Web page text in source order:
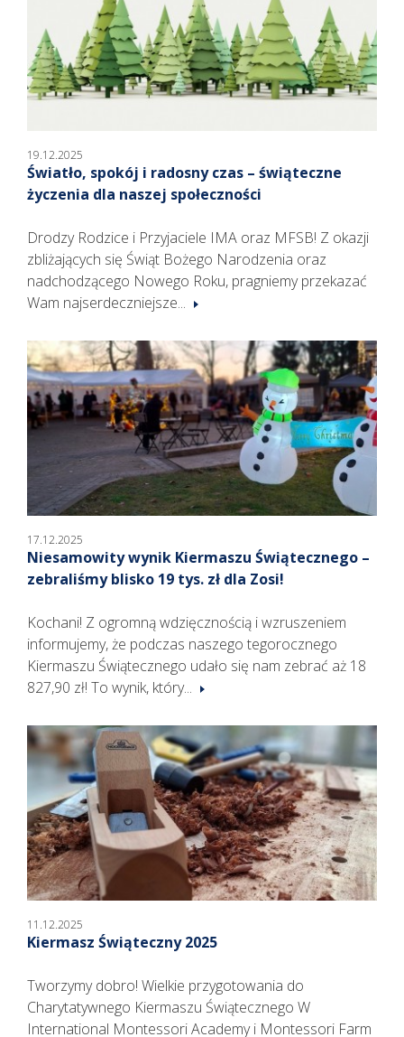
19.12.2025
Światło, spokój i radosny czas – świąteczne
życzenia dla naszej społeczności
Drodzy Rodzice i Przyjaciele IMA oraz MFSB! Z okazji
zbliżających się Świąt Bożego Narodzenia oraz
nadchodzącego Nowego Roku, pragniemy przekazać
Wam najserdeczniejsze...
17.12.2025
Niesamowity wynik Kiermaszu Świątecznego –
zebraliśmy blisko 19 tys. zł dla Zosi!
Kochani! Z ogromną wdzięcznością i wzruszeniem
informujemy, że podczas naszego tegorocznego
Kiermaszu Świątecznego udało się nam zebrać aż 18
827,90 zł! To wynik, który...
11.12.2025
Kiermasz Świąteczny 2025
Tworzymy dobro! Wielkie przygotowania do
Charytatywnego Kiermaszu Świątecznego W
International Montessori Academy i Montessori Farm